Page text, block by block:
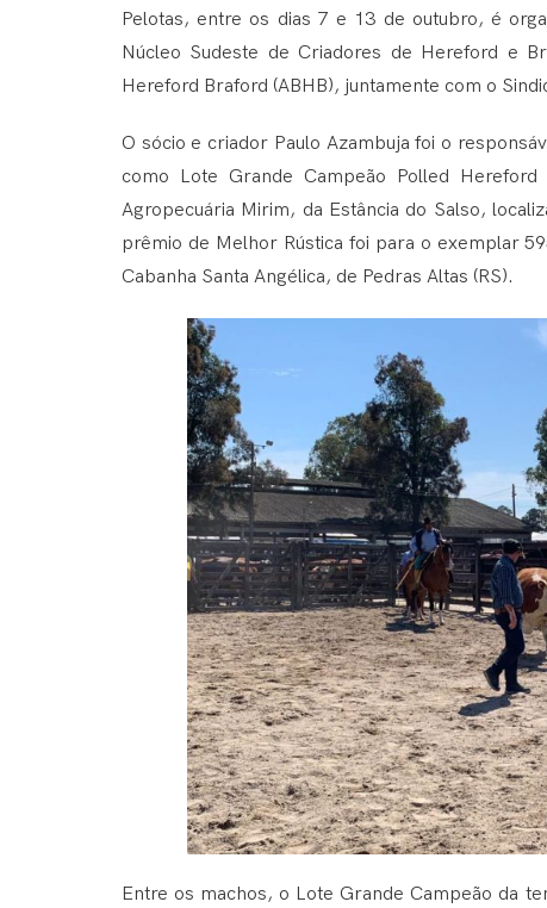
Pelotas, entre os dias 7 e 13 de outubro, é
Núcleo Sudeste de Criadores de Hereford e
Hereford Braford (ABHB), juntamente com o
O sócio e criador Paulo Azambuja foi o
como Lote Grande Campeão Polled
Agropecuária Mirim, da Estância do Salso,
prêmio de Melhor Rústica foi para o exemplar
Cabanha Santa Angélica, de Pedras Altas (RS).
Entre os machos, o Lote Grande Campeão da